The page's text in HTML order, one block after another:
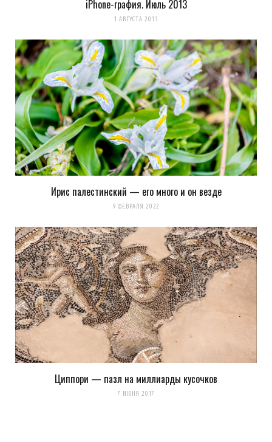
iPhone-графия. Июль 2013
1 АВГУСТА 2013
Ирис палестинский — его много и он везде
9 ФЕВРАЛЯ 2022
Циппори — пазл на миллиарды кусочков
7 ИЮНЯ 2017